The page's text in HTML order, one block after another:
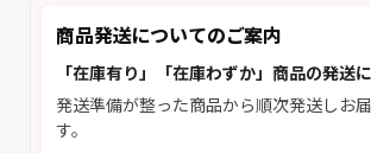
商品発送についてのご案内
「在庫有り」「在庫わずか」商品の発送
発送準備が整った商品から順次発送しお
す。